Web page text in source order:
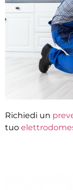
Richiedi un
tuo